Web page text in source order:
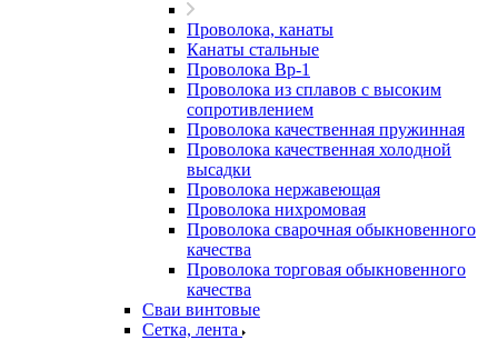
Проволока, канаты
Канаты стальные
Проволока Вр-1
Проволока из сплавов с высоким
сопротивлением
Проволока качественная пружинная
Проволока качественная холодной
высадки
Проволока нержавеющая
Проволока нихромовая
Проволока сварочная обыкновенного
качества
Проволока торговая обыкновенного
качества
Сваи винтовые
Сетка, лента